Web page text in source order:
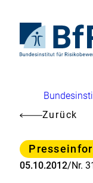
Seiteninhalt
springenStartseite
von
Zurück
Kategorie
05.10.2012/Nr.